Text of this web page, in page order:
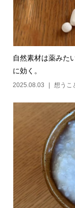
自然素材は薬みた
に効く。
2025.08.03 想うこ